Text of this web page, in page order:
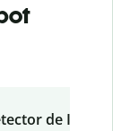
de IA